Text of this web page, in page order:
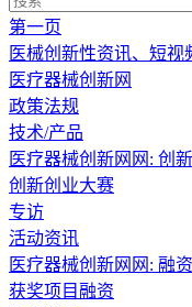
第一页
医械创新性资讯、短视
医疗器械创新网
政策法规
技术/产品
医疗器械创新网网: 创
创新创业大赛
专访
活动资讯
医疗器械创新网网: 融
获奖项目融资